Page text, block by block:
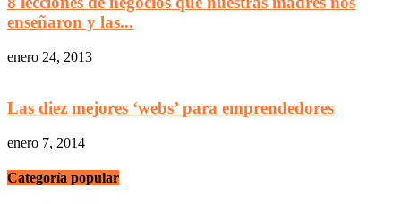
enseñaron y las...
enero 24, 2013
Las diez mejores ‘webs’ para emprendedores
enero 7, 2014
Categoría popular